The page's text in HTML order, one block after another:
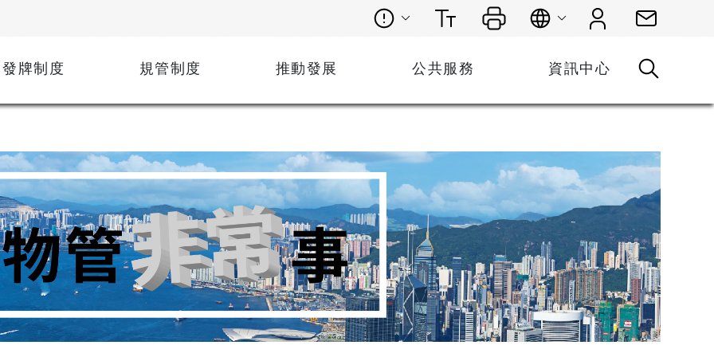
發牌制度 規管制度 推動發展 公共服務 資訊中心